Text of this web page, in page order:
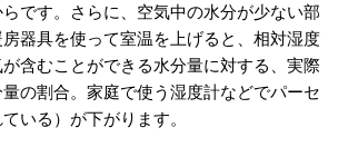
です。さらに、空気中の水分が少ない部
器具を使って室温を上げると、相対湿度
が含むことができる水分量に対する、実際
の割合。家庭で使う湿度計などでパーセ
いる）が下がります。